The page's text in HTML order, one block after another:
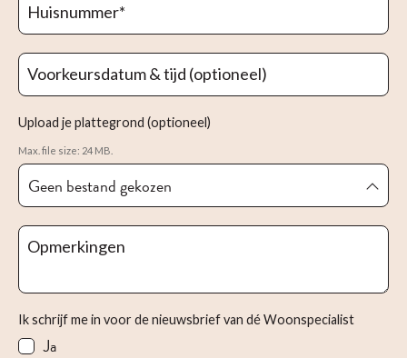
Huisnummer*
Voorkeursdatum & tijd (optioneel)
Upload je plattegrond (optioneel)
Max. file size: 24 MB.
Geen bestand gekozen
Opmerkingen
Ik schrijf me in voor de nieuwsbrief van dé Woonspecialist
Ja